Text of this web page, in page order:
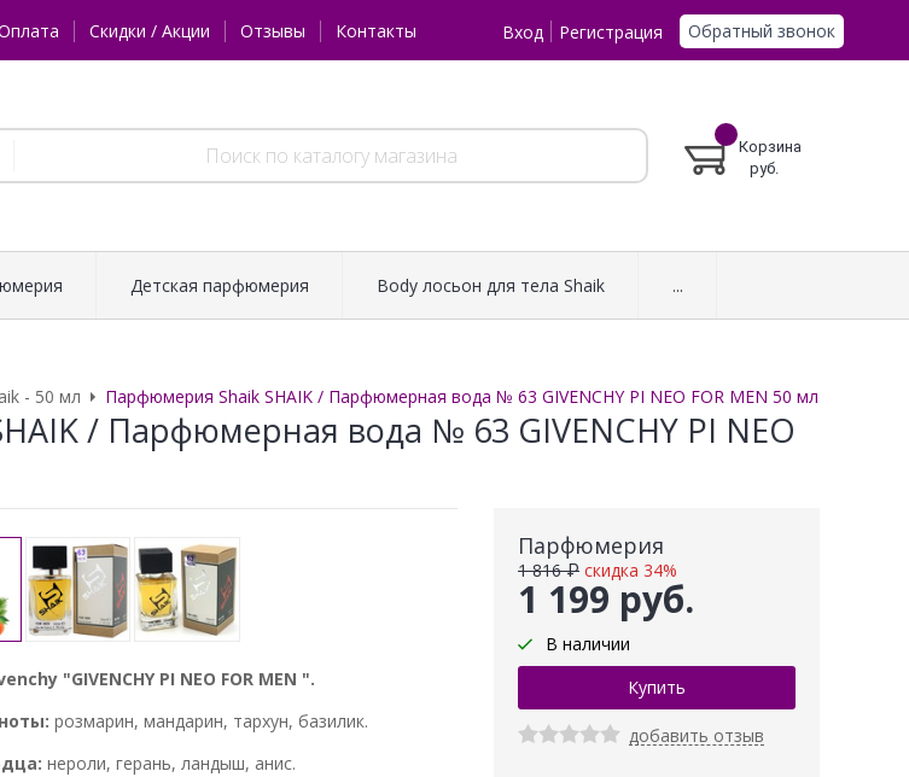
Скидки / Акции Отзывы Контакты Вход Регистрация Обратный звонок
Корзина
руб.
Детская парфюмерия Body лосьон для тела Shaik ...
- 50 мл Парфюмерия Shaik SHAIK / Парфюмерная вода № 63 GIVENCHY PI NEO FOR MEN 50 мл
/ Парфюмерная вода № 63 GIVENCHY PI NEO
Парфюмерия
1 199 руб.
1 816 ₽ скидка 34%
В наличии
добавить отзыв
"GIVENCHY PI NEO FOR MEN ".
розмарин, мандарин, тархун, базилик.
нероли, герань, ландыш, анис.